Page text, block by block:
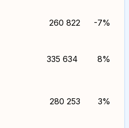
260 822
-7%
335 634 8%
280 253 3%